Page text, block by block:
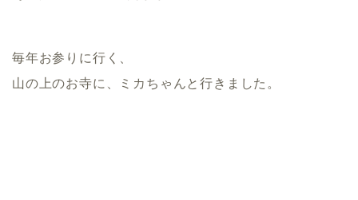
毎年お参りに行く、
山の上のお寺に、ミカちゃんと行きました。